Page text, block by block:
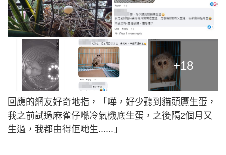
+18
回應的網友好奇地指，「嘩，好少聽到貓頭鷹生蛋，
我之前試過麻雀仔喺冷氣機底生蛋，之後隔2個月又
生過，我都由得佢哋生......」